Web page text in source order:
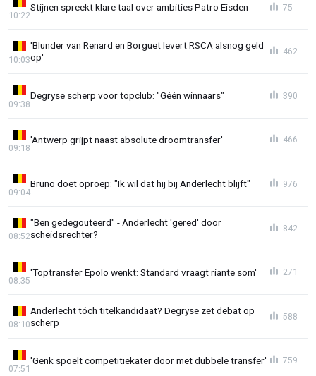
Stijnen spreekt klare taal over ambities Patro Eisden
10:22
75
'Blunder van Renard en Borguet levert RSCA alsnog geld
op'
10:03
462
Degryse scherp voor topclub: "Géén winnaars"
09:38
390
'Antwerp grijpt naast absolute droomtransfer'
09:18
466
Bruno doet oproep: "Ik wil dat hij bij Anderlecht blijft"
09:04
976
"Ben gedegouteerd" - Anderlecht 'gered' door
scheidsrechter?
08:52
842
'Toptransfer Epolo wenkt: Standard vraagt riante som'
08:35
271
Anderlecht tóch titelkandidaat? Degryse zet debat op
scherp
08:10
588
'Genk spoelt competitiekater door met dubbele transfer'
07:51
759